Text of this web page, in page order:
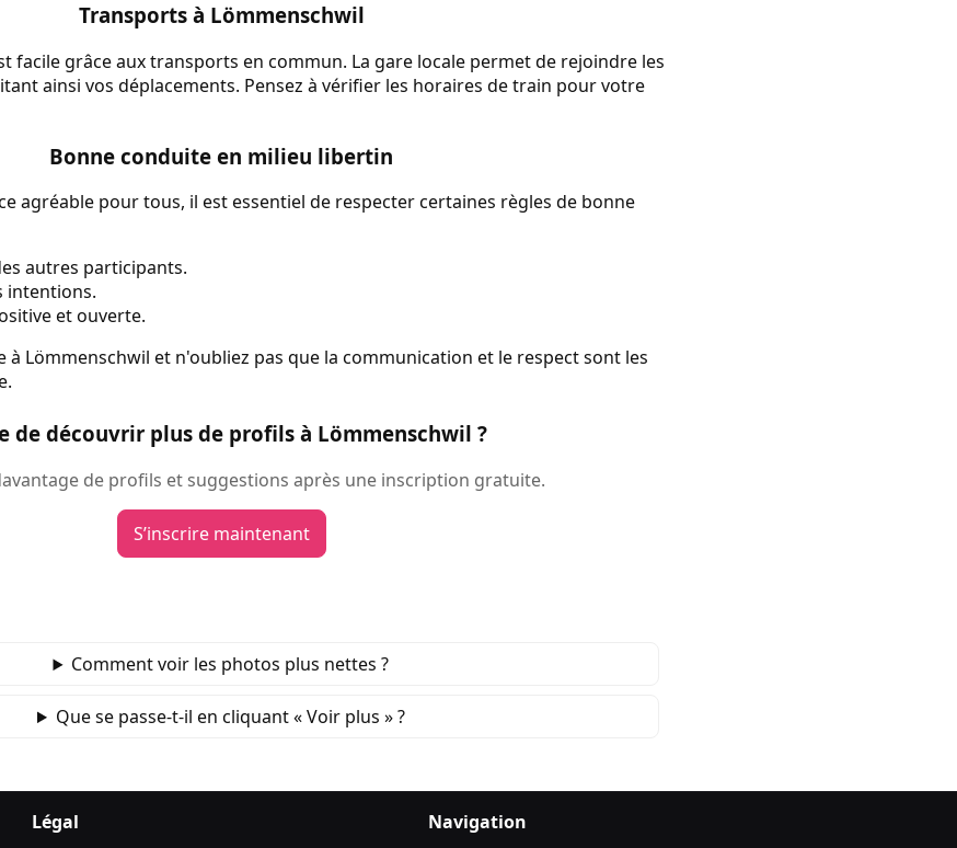
Transports à Lömmenschwil
facile grâce aux transports en commun. La gare locale permet de rejoindre les
ainsi vos déplacements. Pensez à vérifier les horaires de train pour votre
Bonne conduite en milieu libertin
agréable pour tous, il est essentiel de respecter certaines règles de bonne
autres participants.
intentions.
et ouverte.
à Lömmenschwil et n'oubliez pas que la communication et le respect sont les
de découvrir plus de profils à Lömmenschwil ?
de profils et suggestions après une inscription gratuite.
S’inscrire maintenant
Comment voir les photos plus nettes ?
Que se passe‑t‑il en cliquant « Voir plus » ?
Légal Navigation